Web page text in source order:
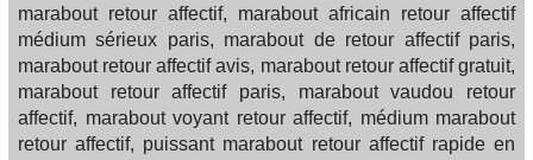
marabout retour affectif, marabout africain retour affectif
médium sérieux paris, marabout de retour affectif paris,
marabout retour affectif avis, marabout retour affectif gratuit,
marabout retour affectif paris, marabout vaudou retour
affectif, marabout voyant retour affectif, médium marabout
retour affectif, puissant marabout retour affectif rapide en